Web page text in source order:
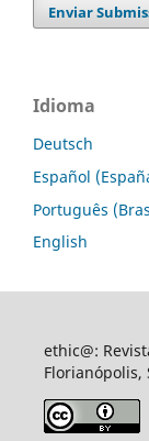
Enviar
Idioma
Deutsch
Español
Português
English
ethic@:
Florianópolis,